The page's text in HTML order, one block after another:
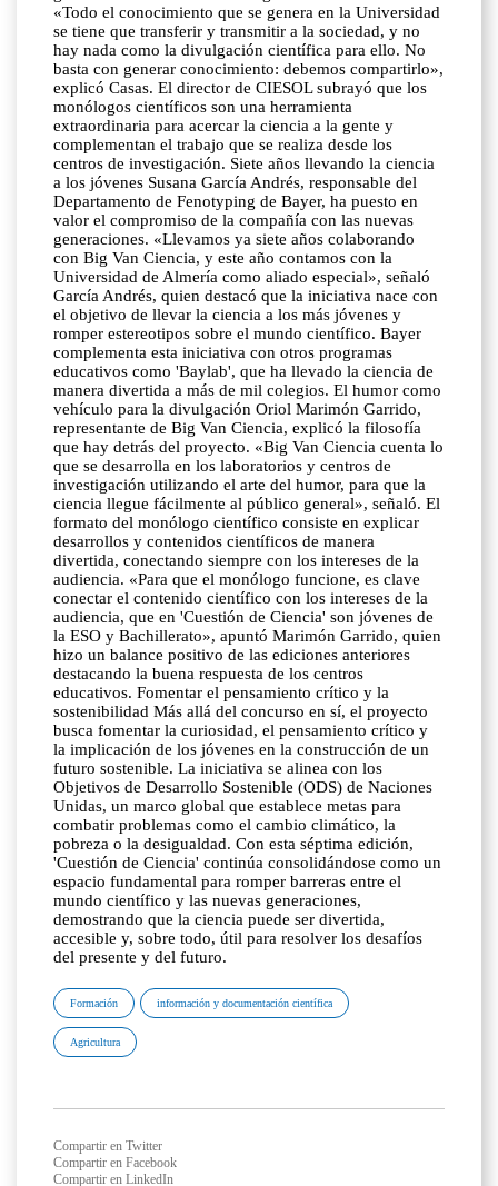
«Todo el conocimiento que se genera en la Universidad
se tiene que transferir y transmitir a la sociedad, y no
hay nada como la divulgación científica para ello. No
basta con generar conocimiento: debemos compartirlo»,
explicó Casas. El director de CIESOL subrayó que los
monólogos científicos son una herramienta
extraordinaria para acercar la ciencia a la gente y
complementan el trabajo que se realiza desde los
centros de investigación. Siete años llevando la ciencia
a los jóvenes Susana García Andrés, responsable del
Departamento de Fenotyping de Bayer, ha puesto en
valor el compromiso de la compañía con las nuevas
generaciones. «Llevamos ya siete años colaborando
con Big Van Ciencia, y este año contamos con la
Universidad de Almería como aliado especial», señaló
García Andrés, quien destacó que la iniciativa nace con
el objetivo de llevar la ciencia a los más jóvenes y
romper estereotipos sobre el mundo científico. Bayer
complementa esta iniciativa con otros programas
educativos como 'Baylab', que ha llevado la ciencia de
manera divertida a más de mil colegios. El humor como
vehículo para la divulgación Oriol Marimón Garrido,
representante de Big Van Ciencia, explicó la filosofía
que hay detrás del proyecto. «Big Van Ciencia cuenta lo
que se desarrolla en los laboratorios y centros de
investigación utilizando el arte del humor, para que la
ciencia llegue fácilmente al público general», señaló. El
formato del monólogo científico consiste en explicar
desarrollos y contenidos científicos de manera
divertida, conectando siempre con los intereses de la
audiencia. «Para que el monólogo funcione, es clave
conectar el contenido científico con los intereses de la
audiencia, que en 'Cuestión de Ciencia' son jóvenes de
la ESO y Bachillerato», apuntó Marimón Garrido, quien
hizo un balance positivo de las ediciones anteriores
destacando la buena respuesta de los centros
educativos. Fomentar el pensamiento crítico y la
sostenibilidad Más allá del concurso en sí, el proyecto
busca fomentar la curiosidad, el pensamiento crítico y
la implicación de los jóvenes en la construcción de un
futuro sostenible. La iniciativa se alinea con los
Objetivos de Desarrollo Sostenible (ODS) de Naciones
Unidas, un marco global que establece metas para
combatir problemas como el cambio climático, la
pobreza o la desigualdad. Con esta séptima edición,
'Cuestión de Ciencia' continúa consolidándose como un
espacio fundamental para romper barreras entre el
mundo científico y las nuevas generaciones,
demostrando que la ciencia puede ser divertida,
accesible y, sobre todo, útil para resolver los desafíos
del presente y del futuro.
Formación información y documentación científica
Agricultura
Compartir en Twitter
Compartir en Facebook
Compartir en LinkedIn